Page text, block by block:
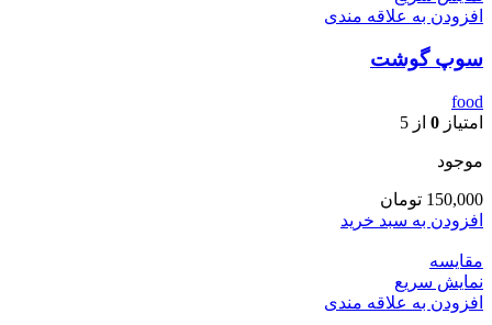
افزودن به علاقه مندی
سوپ گوشت
food
امتیاز 0 از 5
موجود
150,000 تومان
افزودن به سبد خرید
مقايسه
نمایش سریع
افزودن به علاقه مندی